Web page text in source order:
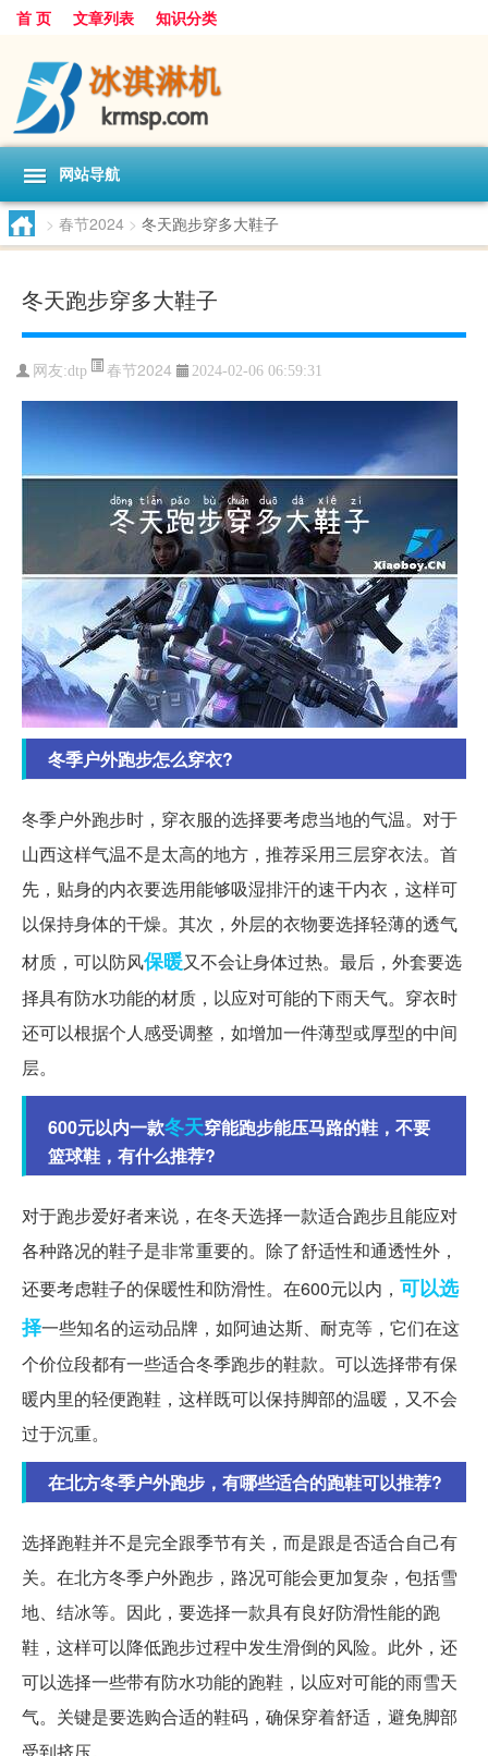
首 页 文章列表 知识分类
网站导航
> 春节2024 > 冬天跑步穿多大鞋子
冬天跑步穿多大鞋子
网友:dtp 春节2024 2024-02-06 06:59:31
冬季户外跑步怎么穿衣?
冬季户外跑步时，穿衣服的选择要考虑当地的气温。对于
山西这样气温不是太高的地方，推荐采用三层穿衣法。首
先，贴身的内衣要选用能够吸湿排汗的速干内衣，这样可
以保持身体的干燥。其次，外层的衣物要选择轻薄的透气
材质，可以防风保暖又不会让身体过热。最后，外套要选
择具有防水功能的材质，以应对可能的下雨天气。穿衣时
还可以根据个人感受调整，如增加一件薄型或厚型的中间
层。
600元以内一款冬天穿能跑步能压马路的鞋，不要
篮球鞋，有什么推荐?
对于跑步爱好者来说，在冬天选择一款适合跑步且能应对
各种路况的鞋子是非常重要的。除了舒适性和通透性外，
还要考虑鞋子的保暖性和防滑性。在600元以内， 可以选
择一些知名的运动品牌，如阿迪达斯、耐克等，它们在这
个价位段都有一些适合冬季跑步的鞋款。可以选择带有保
暖内里的轻便跑鞋，这样既可以保持脚部的温暖，又不会
过于沉重。
在北方冬季户外跑步，有哪些适合的跑鞋可以推荐?
选择跑鞋并不是完全跟季节有关，而是跟是否适合自己有
关。在北方冬季户外跑步，路况可能会更加复杂，包括雪
地、结冰等。因此，要选择一款具有良好防滑性能的跑
鞋，这样可以降低跑步过程中发生滑倒的风险。此外，还
可以选择一些带有防水功能的跑鞋，以应对可能的雨雪天
气。关键是要选购合适的鞋码，确保穿着舒适，避免脚部
受到挤压。